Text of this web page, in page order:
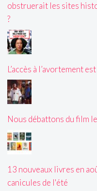
obstruerait les sites
?
L’accès à l’avortement
Nous débattons du film
13 nouveaux livres en
canicules de l'été